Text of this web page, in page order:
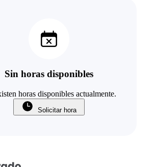
Sin horas disponibles
horas disponibles actualmente.
Solicitar hora